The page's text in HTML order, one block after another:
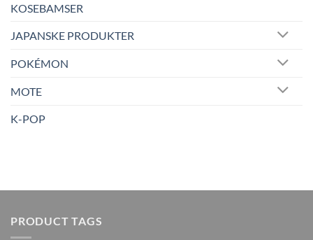
KOSEBAMSER
JAPANSKE PRODUKTER
POKÉMON
MOTE
K-POP
PRODUCT TAGS